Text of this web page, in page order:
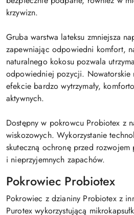
krzywizn.
Gruba warstwa lateksu zmniejsza
zapewniając odpowiedni komfort,
naturalnego kokosu pozwala
odpowiedniej pozycji. Nowatorskie
efekcie bardzo wytrzymały,
aktywnych.
Dostępny w pokrowcu Probiotex z
wiskozowych. Wykorzystanie
skuteczną ochronę przed
i nieprzyjemnych zapachów.
Pokrowiec Probiotex
Pokrowiec z dzianiny Probiotex z
Purotex wykorzystującą